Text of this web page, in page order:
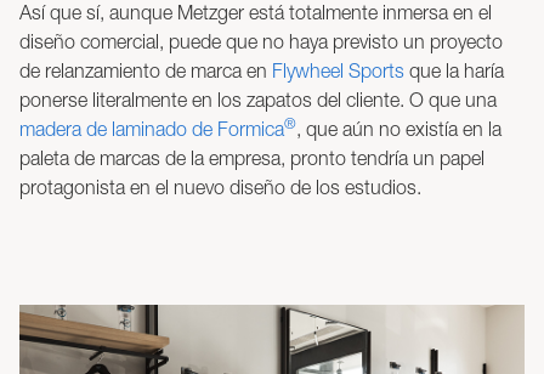
Así que sí, aunque Metzger está totalmente inmersa en el
diseño comercial, puede que no haya previsto un proyecto
de relanzamiento de marca en Flywheel Sports que la haría
ponerse literalmente en los zapatos del cliente. O que una
madera de laminado de Formica®, que aún no existía en la
paleta de marcas de la empresa, pronto tendría un papel
protagonista en el nuevo diseño de los estudios.